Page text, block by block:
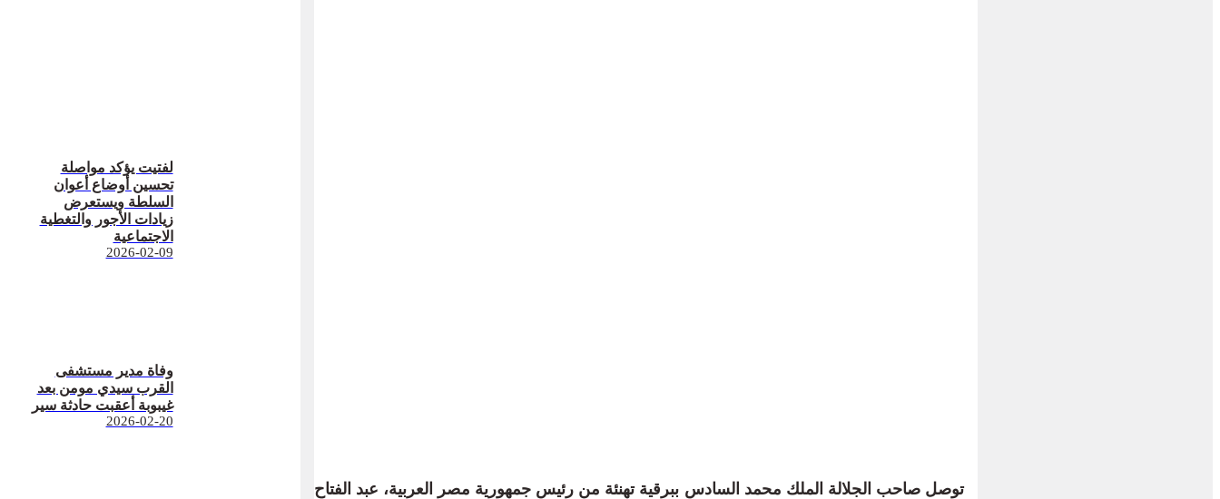
لفتيت يؤكد مواصلة
تحسين أوضاع أعوان
السلطة ويستعرض
زيادات الأجور والتغطية
الاجتماعية
2026-02-09
وفاة مدير مستشفى
القرب سيدي مومن بعد
غيبوبة أعقبت حادثة سير
2026-02-20
توصل صاحب الجلالة الملك محمد السادس ببرقية تهنئة من رئيس جمهورية مصر العربية، عبد الفتاح